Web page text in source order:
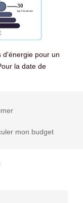
d'énergie pour un
la date de
mon budget